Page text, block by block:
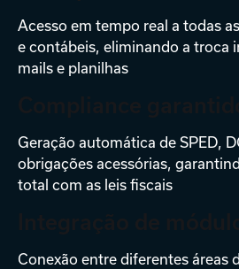
Acesso em tempo real a todas
e contábeis, eliminando a troca
mails e planilhas
Geração automática de SPED,
obrigações acessórias,
total com as leis fiscais
Conexão entre diferentes áreas